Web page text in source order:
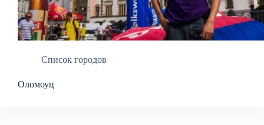
Список городов
Оломоуц